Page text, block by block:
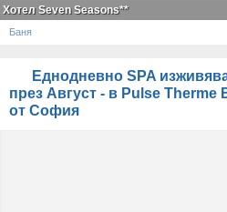
Хотел Seven Seasons**
Баня
Еднодневно SPA
през Август - в Pulse
от София